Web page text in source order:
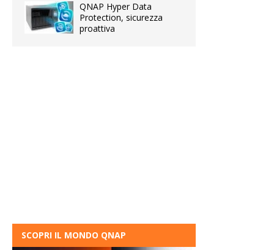
QNAP Hyper Data
Protection, sicurezza
proattiva
SCOPRI IL MONDO QNAP